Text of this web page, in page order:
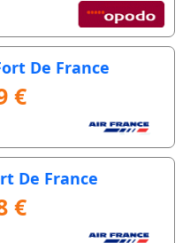
De France
€
De France
€